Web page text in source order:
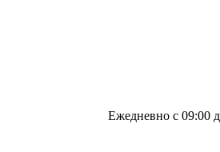
Ежедневно с 09:00